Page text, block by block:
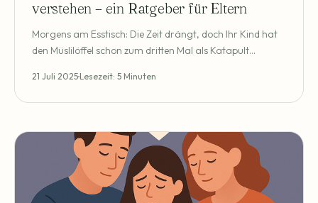
verstehen – ein Ratgeber für Eltern
Morgens am Esstisch: Die Zeit drängt, doch Ihr Kind hat
den Müslilöffel schon zum dritten Mal als Katapult
Jackeanziehen endet der Versuch in einem
Tränenausbruch. Spätestens beim dritten Anruf aus der
21 Juli 2025 Lesezeit: 5 Minuten